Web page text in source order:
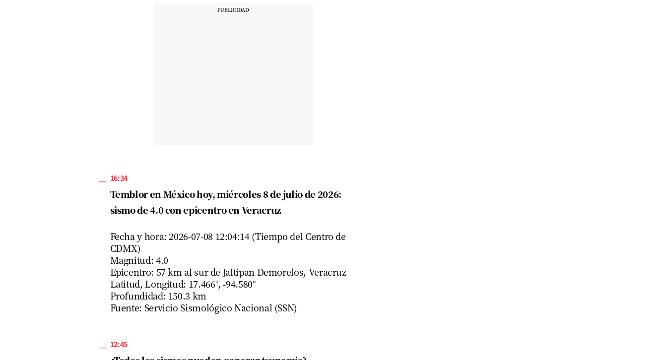
16:34
Temblor en México hoy, miércoles 8 de julio de 2026:
sismo de 4.0 con epicentro en Veracruz
Fecha y hora: 2026-07-08 12:04:14 (Tiempo del Centro de
CDMX)
Magnitud: 4.0
Epicentro: 57 km al sur de Jaltipan Demorelos, Veracruz
Latitud, Longitud: 17.466°, -94.580°
Profundidad: 150.3 km
Fuente: Servicio Sismológico Nacional (SSN)
12:45